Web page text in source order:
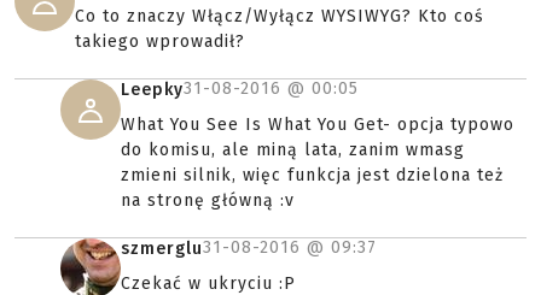
Co to znaczy Włącz/Wyłącz WYSIWYG? Kto coś
takiego wprowadił?
Leepky31-08-2016 @ 00:05
What You See Is What You Get- opcja typowo
do komisu, ale miną lata, zanim wmasg
zmieni silnik, więc funkcja jest dzielona też
na stronę główną :v
szmerglu31-08-2016 @ 09:37
Czekać w ukryciu :P